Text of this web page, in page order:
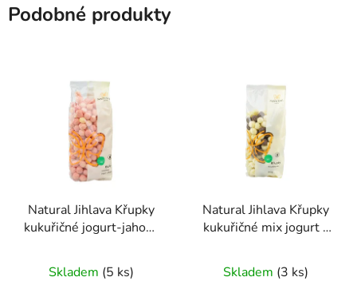
Podobné produkty
Natural Jihlava Křupky
kukuřičné jogurt-jahoda
hodnocení
Skladem (5 ks)
Natural Jihlava Křupky
kukuřičné mix jogurt -
hodnocení
Skladem (3 ks)